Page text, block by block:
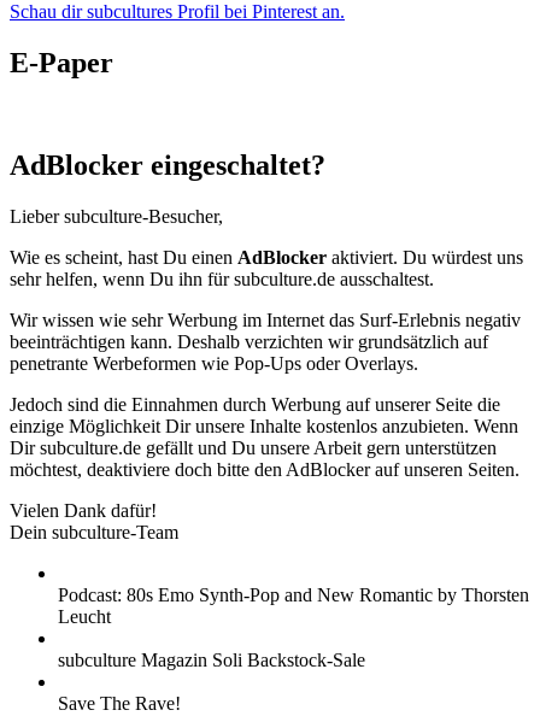
Schau dir subcultures Profil bei Pinterest an.
E-Paper
AdBlocker eingeschaltet?
Lieber subculture-Besucher,
Wie es scheint, hast Du einen AdBlocker aktiviert. Du würdest uns
sehr helfen, wenn Du ihn für subculture.de ausschaltest.
Wir wissen wie sehr Werbung im Internet das Surf-Erlebnis negativ
beeinträchtigen kann. Deshalb verzichten wir grundsätzlich auf
penetrante Werbeformen wie Pop-Ups oder Overlays.
Jedoch sind die Einnahmen durch Werbung auf unserer Seite die
einzige Möglichkeit Dir unsere Inhalte kostenlos anzubieten. Wenn
Dir subculture.de gefällt und Du unsere Arbeit gern unterstützen
möchtest, deaktiviere doch bitte den AdBlocker auf unseren Seiten.
Vielen Dank dafür!
Dein subculture-Team
Podcast: 80s Emo Synth-Pop and New Romantic by Thorsten
Leucht
subculture Magazin Soli Backstock-Sale
Save The Rave!